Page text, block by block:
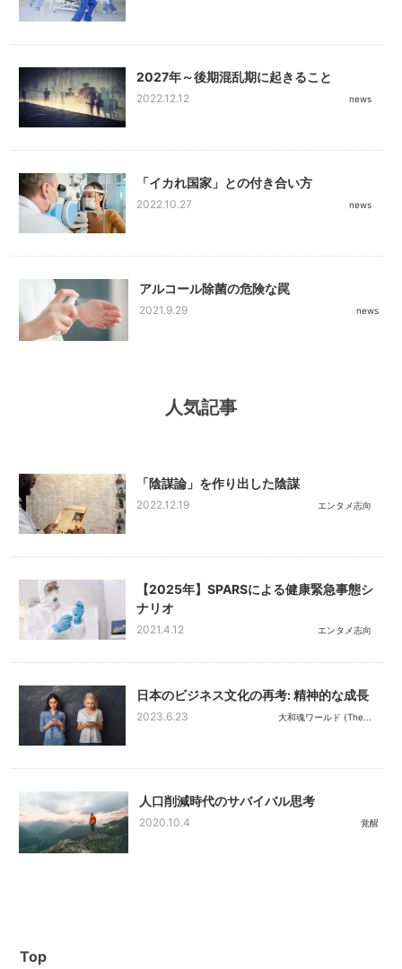
2027年～後期混乱期に起きること
2022.12.12 news
「イカれ国家」との付き合い方
2022.10.27 news
アルコール除菌の危険な罠
2021.9.29 news
人気記事
「陰謀論」を作り出した陰謀
2022.12.19 エンタメ志向
【2025年】SPARSによる健康緊急事態シ
ナリオ
2021.4.12 エンタメ志向
日本のビジネス文化の再考: 精神的な成長
2023.6.23 大和魂ワールド (The...
人口削減時代のサバイバル思考
2020.10.4 覚醒
Top